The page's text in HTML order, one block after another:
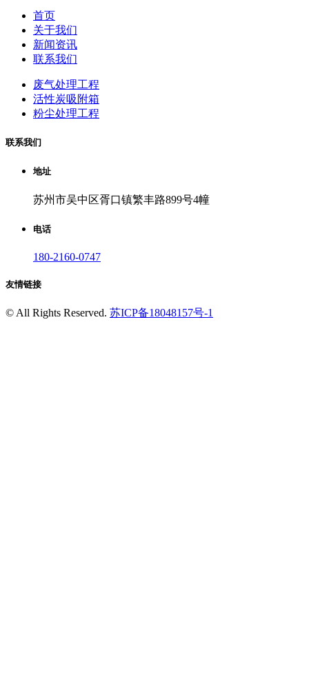
首页
关于我们
新闻资讯
联系我们
废气处理工程
活性炭吸附箱
粉尘处理工程
联系我们
地址
苏州市吴中区胥口镇繁丰路899号4幢
电话
180-2160-0747
友情链接
©All Rights Reserved. 苏ICP备18048157号-1